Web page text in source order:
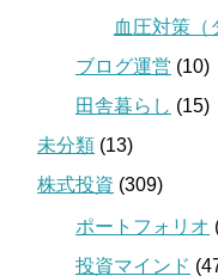
血圧対策（
ブログ運営 (10)
田舎暮らし (15)
未分類 (13)
株式投資 (309)
ポートフォリオ
投資マインド